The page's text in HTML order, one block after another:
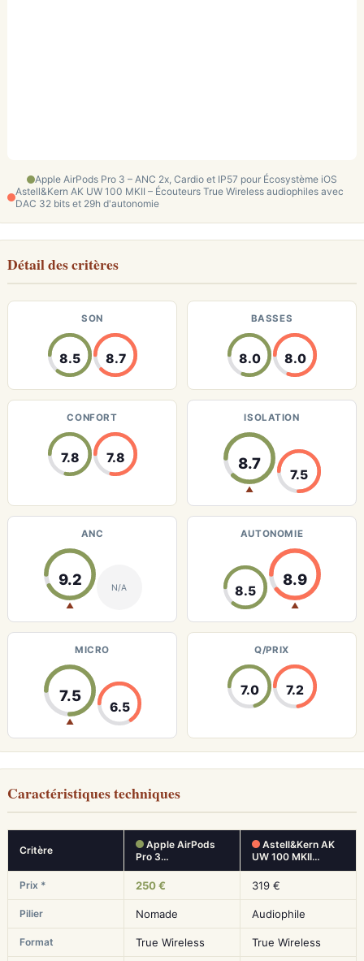
Apple AirPods Pro 3 – ANC 2x, Cardio et IP57 pour Écosystème iOS
Astell&Kern AK UW 100 MKII – Écouteurs True Wireless audiophiles avec
DAC 32 bits et 29h d'autonomie
Détail des critères
SON
8.5 8.7
BASSES
8.0 8.0
CONFORT
7.8 7.8
ISOLATION
8.7
▲
7.5
ANC
9.2
▲
N/A
AUTONOMIE
8.5
8.9
▲
MICRO
7.5
▲
6.5
Q/PRIX
7.0 7.2
Caractéristiques techniques
Critère
Apple AirPods
Pro 3…
Astell&Kern AK
UW 100 MKII…
Prix * 250 € 319 €
Pilier Nomade Audiophile
Format True Wireless True Wireless